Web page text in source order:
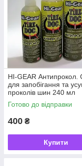
HI-GEAR Антипрокол.
для запобігання та
проколів шин 240 мл
(HG5308) - Герметик
Готово до відправки
400 ₴
Купити